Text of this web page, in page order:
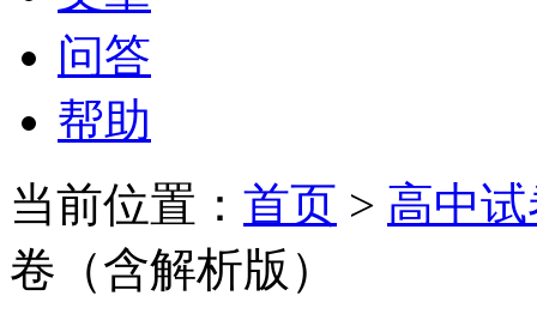
问答
帮助
当前位置： 首页 > 高中
卷（含解析版）